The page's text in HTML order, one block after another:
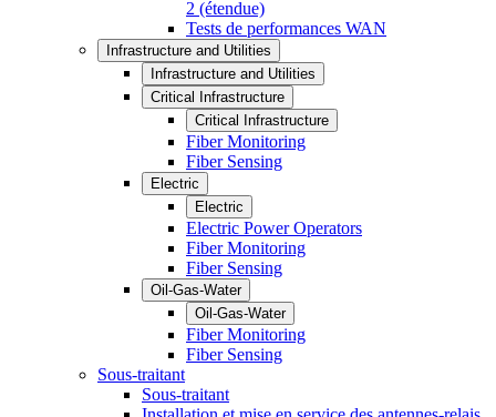
2 (étendue)
Tests de performances WAN
Infrastructure and Utilities
Infrastructure and Utilities
Critical Infrastructure
Critical Infrastructure
Fiber Monitoring
Fiber Sensing
Electric
Electric
Electric Power Operators
Fiber Monitoring
Fiber Sensing
Oil-Gas-Water
Oil-Gas-Water
Fiber Monitoring
Fiber Sensing
Sous-traitant
Sous-traitant